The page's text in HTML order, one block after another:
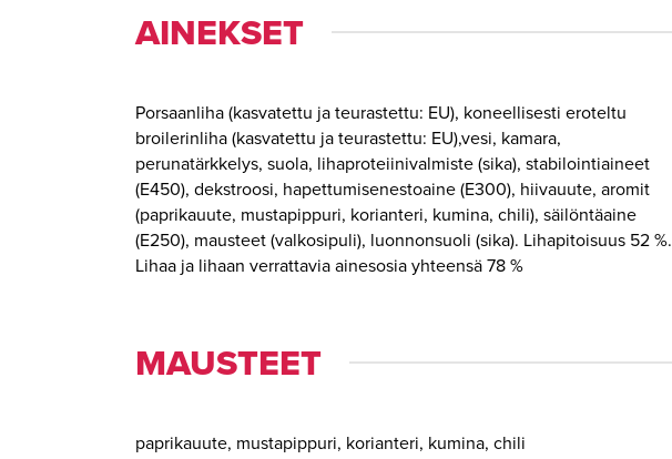
AINEKSET
Porsaanliha (kasvatettu ja teurastettu: EU), koneellisesti eroteltu
broilerinliha (kasvatettu ja teurastettu: EU),vesi, kamara,
perunatärkkelys, suola, lihaproteiinivalmiste (sika), stabilointiaineet
(E450), dekstroosi, hapettumisenestoaine (E300), hiivauute, aromit
(paprikauute, mustapippuri, korianteri, kumina, chili), säilöntäaine
(E250), mausteet (valkosipuli), luonnonsuoli (sika). Lihapitoisuus 52 %.
Lihaa ja lihaan verrattavia ainesosia yhteensä 78 %
MAUSTEET
paprikauute, mustapippuri, korianteri, kumina, chili